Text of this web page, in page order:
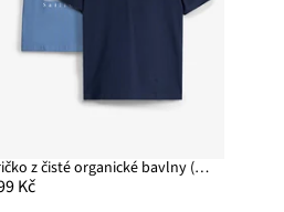
Tričko z čisté organické bavlny (2 ks v balení)
Kč